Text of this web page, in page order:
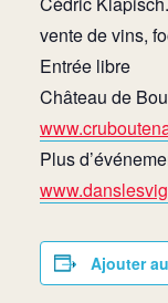
vente de vins,
Entrée libre
Château de
Plus
Ajouter